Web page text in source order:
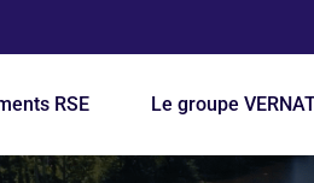
RSE Le groupe